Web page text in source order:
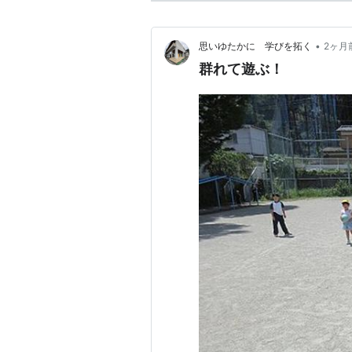
思いゆたかに 学びを拓く • 2ヶ月
群れて遊ぶ！